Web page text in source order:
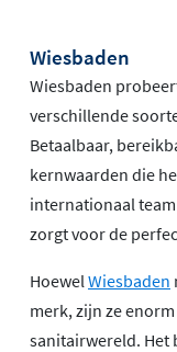
Wiesbaden
Wiesbaden
verschillende
Betaalbaar,
kernwaarden die
internationaal
zorgt voor de
Hoewel Wiesbaden
merk, zijn ze
sanitairwereld. Het